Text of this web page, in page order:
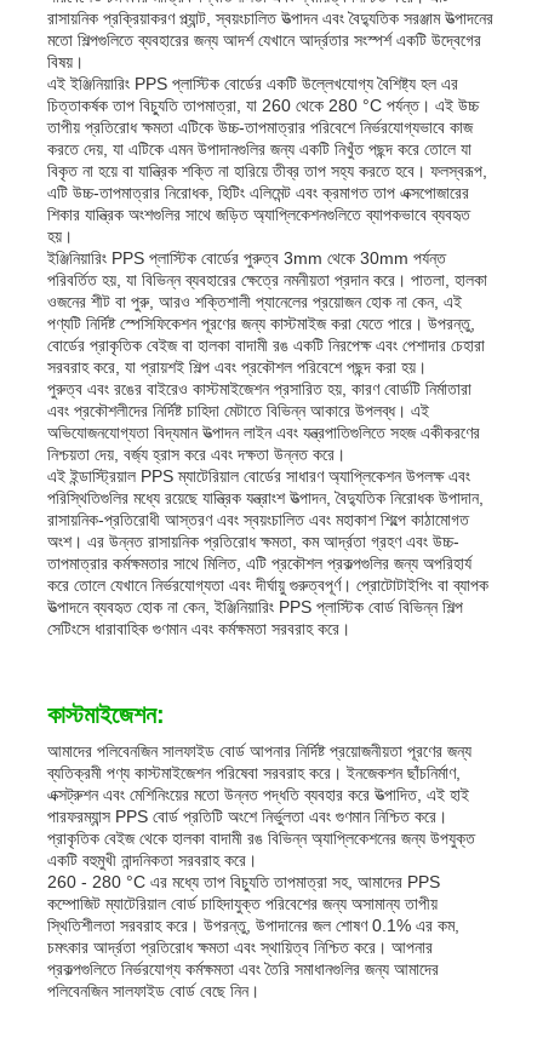
রাসায়নিক প্রক্রিয়াকরণ প্ল্যান্ট, স্বয়ংচালিত উত্পাদন এবং বৈদ্যুতিক সরঞ্জাম উত্পাদনের
মতো শিল্পগুলিতে ব্যবহারের জন্য আদর্শ যেখানে আর্দ্রতার সংস্পর্শ একটি উদ্বেগের
বিষয়।
এই ইঞ্জিনিয়ারিং PPS প্লাস্টিক বোর্ডের একটি উল্লেখযোগ্য বৈশিষ্ট্য হল এর
চিত্তাকর্ষক তাপ বিচ্যুতি তাপমাত্রা, যা 260 থেকে 280 °C পর্যন্ত। এই উচ্চ
তাপীয় প্রতিরোধ ক্ষমতা এটিকে উচ্চ-তাপমাত্রার পরিবেশে নির্ভরযোগ্যভাবে কাজ
করতে দেয়, যা এটিকে এমন উপাদানগুলির জন্য একটি নিখুঁত পছন্দ করে তোলে যা
বিকৃত না হয়ে বা যান্ত্রিক শক্তি না হারিয়ে তীব্র তাপ সহ্য করতে হবে। ফলস্বরূপ,
এটি উচ্চ-তাপমাত্রার নিরোধক, হিটিং এলিমেন্ট এবং ক্রমাগত তাপ এক্সপোজারের
শিকার যান্ত্রিক অংশগুলির সাথে জড়িত অ্যাপ্লিকেশনগুলিতে ব্যাপকভাবে ব্যবহৃত
হয়।
ইঞ্জিনিয়ারিং PPS প্লাস্টিক বোর্ডের পুরুত্ব 3mm থেকে 30mm পর্যন্ত
পরিবর্তিত হয়, যা বিভিন্ন ব্যবহারের ক্ষেত্রে নমনীয়তা প্রদান করে। পাতলা, হালকা
ওজনের শীট বা পুরু, আরও শক্তিশালী প্যানেলের প্রয়োজন হোক না কেন, এই
পণ্যটি নির্দিষ্ট স্পেসিফিকেশন পূরণের জন্য কাস্টমাইজ করা যেতে পারে। উপরন্তু,
বোর্ডের প্রাকৃতিক বেইজ বা হালকা বাদামী রঙ একটি নিরপেক্ষ এবং পেশাদার চেহারা
সরবরাহ করে, যা প্রায়শই শিল্প এবং প্রকৌশল পরিবেশে পছন্দ করা হয়।
পুরুত্ব এবং রঙের বাইরেও কাস্টমাইজেশন প্রসারিত হয়, কারণ বোর্ডটি নির্মাতারা
এবং প্রকৌশলীদের নির্দিষ্ট চাহিদা মেটাতে বিভিন্ন আকারে উপলব্ধ। এই
অভিযোজনযোগ্যতা বিদ্যমান উত্পাদন লাইন এবং যন্ত্রপাতিগুলিতে সহজ একীকরণের
নিশ্চয়তা দেয়, বর্জ্য হ্রাস করে এবং দক্ষতা উন্নত করে।
এই ইন্ডাস্ট্রিয়াল PPS ম্যাটেরিয়াল বোর্ডের সাধারণ অ্যাপ্লিকেশন উপলক্ষ এবং
পরিস্থিতিগুলির মধ্যে রয়েছে যান্ত্রিক যন্ত্রাংশ উত্পাদন, বৈদ্যুতিক নিরোধক উপাদান,
রাসায়নিক-প্রতিরোধী আস্তরণ এবং স্বয়ংচালিত এবং মহাকাশ শিল্পে কাঠামোগত
অংশ। এর উন্নত রাসায়নিক প্রতিরোধ ক্ষমতা, কম আর্দ্রতা গ্রহণ এবং উচ্চ-
তাপমাত্রার কর্মক্ষমতার সাথে মিলিত, এটি প্রকৌশল প্রকল্পগুলির জন্য অপরিহার্য
করে তোলে যেখানে নির্ভরযোগ্যতা এবং দীর্ঘায়ু গুরুত্বপূর্ণ। প্রোটোটাইপিং বা ব্যাপক
উত্পাদনে ব্যবহৃত হোক না কেন, ইঞ্জিনিয়ারিং PPS প্লাস্টিক বোর্ড বিভিন্ন শিল্প
সেটিংসে ধারাবাহিক গুণমান এবং কর্মক্ষমতা সরবরাহ করে।
কাস্টমাইজেশন:
আমাদের পলিবেনজিন সালফাইড বোর্ড আপনার নির্দিষ্ট প্রয়োজনীয়তা পূরণের জন্য
ব্যতিক্রমী পণ্য কাস্টমাইজেশন পরিষেবা সরবরাহ করে। ইনজেকশন ছাঁচনির্মাণ,
এক্সট্রুশন এবং মেশিনিংয়ের মতো উন্নত পদ্ধতি ব্যবহার করে উত্পাদিত, এই হাই
পারফরম্যান্স PPS বোর্ড প্রতিটি অংশে নির্ভুলতা এবং গুণমান নিশ্চিত করে।
প্রাকৃতিক বেইজ থেকে হালকা বাদামী রঙ বিভিন্ন অ্যাপ্লিকেশনের জন্য উপযুক্ত
একটি বহুমুখী নান্দনিকতা সরবরাহ করে।
260 - 280 °C এর মধ্যে তাপ বিচ্যুতি তাপমাত্রা সহ, আমাদের PPS
কম্পোজিট ম্যাটেরিয়াল বোর্ড চাহিদাযুক্ত পরিবেশের জন্য অসামান্য তাপীয়
স্থিতিশীলতা সরবরাহ করে। উপরন্তু, উপাদানের জল শোষণ 0.1% এর কম,
চমৎকার আর্দ্রতা প্রতিরোধ ক্ষমতা এবং স্থায়িত্ব নিশ্চিত করে। আপনার
প্রকল্পগুলিতে নির্ভরযোগ্য কর্মক্ষমতা এবং তৈরি সমাধানগুলির জন্য আমাদের
পলিবেনজিন সালফাইড বোর্ড বেছে নিন।